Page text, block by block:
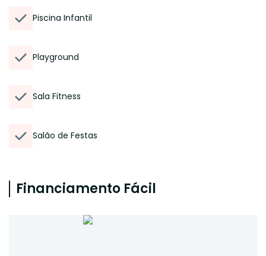
Piscina Infantil
Playground
Sala Fitness
Salão de Festas
Financiamento Fácil